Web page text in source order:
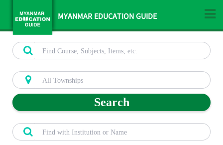
MYANMAR EDUCATION GUIDE
Search